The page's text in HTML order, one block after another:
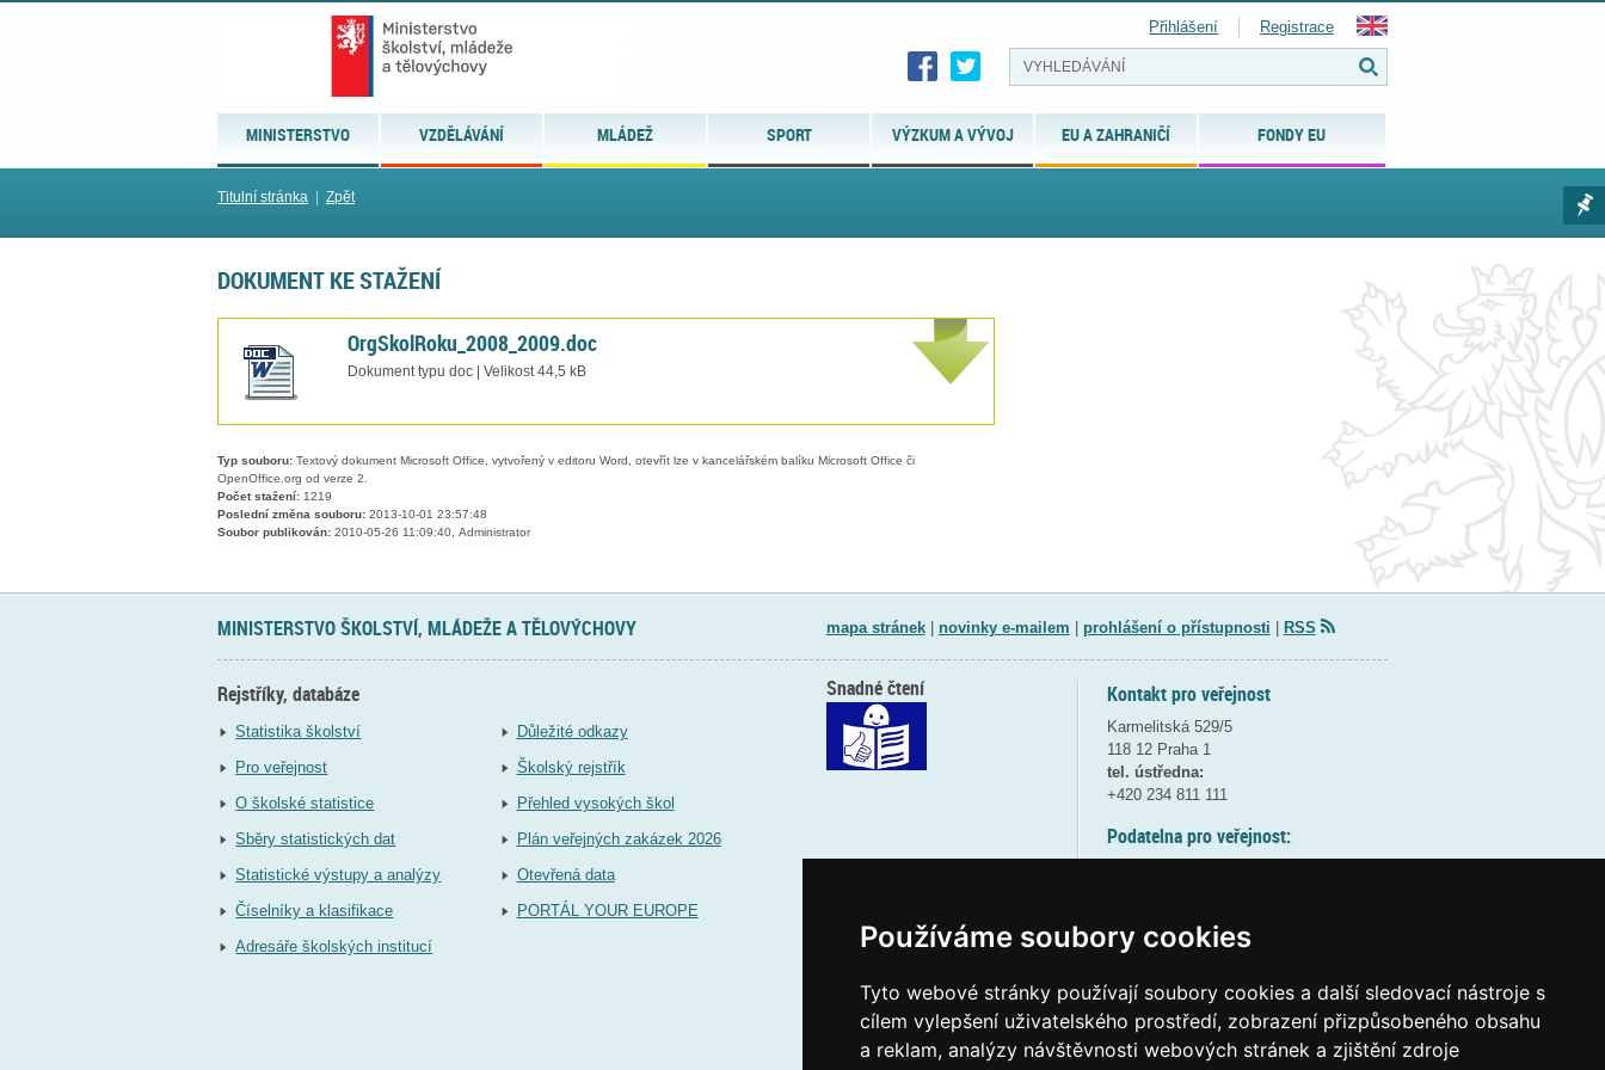
Používáme soubory cookies
Tyto webové stránky používají soubory cookies a další sledovací nástroje s
cílem vylepšení uživatelského prostředí, zobrazení přizpůsobeného obsahu
a reklam, analýzy návštěvnosti webových stránek a zjištění zdroje
MINISTERSTVO VZDĚLÁVÁNÍ MLÁDEŽ SPORT VÝZKUM A VÝVOJ EU A ZAHRANIČÍ FONDY EU
Přihlášení Registrace
Titulní stránka Zpět
DOKUMENT KE STAŽENÍ
OrgSkolRoku_2008_2009.doc
Dokument typu doc | Velikost 44,5 kB
Typ souboru: Textový dokument Microsoft Office, vytvořený v editoru Word, otevřít lze v kancelářském balíku Microsoft Office či
OpenOffice.org od verze 2.
Počet stažení: 1219
Poslední změna souboru: 2013-10-01 23:57:48
Soubor publikován: 2010-05-26 11:09:40, Administrator
MINISTERSTVO ŠKOLSTVÍ, MLÁDEŽE A TĚLOVÝCHOVY mapa stránek| novinky e-mailem prohlášení o přístupnosti RSS
Rejstříky, databáze
Statistika školství
Pro veřejnost
O školské statistice
Sběry statistických dat
Statistické výstupy a analýzy
Číselníky a klasifikace
Adresáře školských institucí
Důležité odkazy
Školský rejstřík
Přehled vysokých škol
Plán veřejných zakázek 2026
Otevřená data
PORTÁL YOUR EUROPE
Kontakt pro veřejnost
Karmelitská 529/5
118 12 Praha 1
tel. ústředna:
+420 234 811 111
Podatelna pro veřejnost:
(více informací
Elektronická podatelna:
posta@msmtgov cz
Snadné čtení